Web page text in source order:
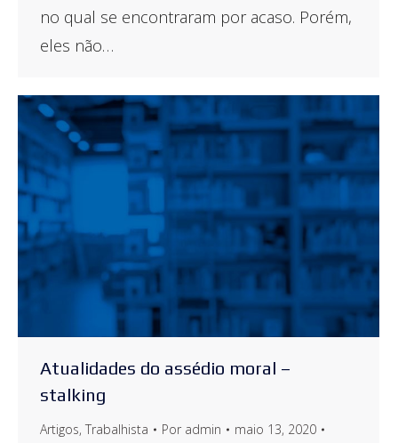
no qual se encontraram por acaso. Porém,
eles não…
Atualidades do assédio moral –
stalking
Artigos, Trabalhista Por admin
maio 13, 2020